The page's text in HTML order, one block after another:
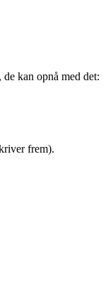
kan opnå med det:
frem).